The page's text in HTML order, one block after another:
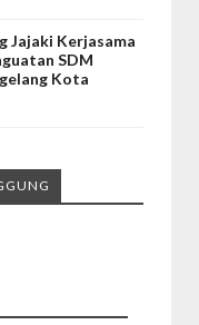
Jajaki Kerjasama
SDM
Kota